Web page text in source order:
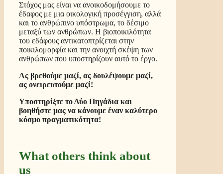
Στόχος μας είναι να ανοικοδομήσουμε το
έδαφος με μια οικολογική προσέγγιση, αλλά
και το ανθρώπινο υπόστρωμα, το δέσιμο
μεταξύ των ανθρώπων. Η βιοποικιλότητα
του εδάφους αντικατοπτρίζεται στην
ποικιλομορφία και την ανοιχτή σκέψη των
ανθρώπων που υποστηρίζουν αυτό το έργο.
Ας βρεθούμε μαζί, ας δουλέψουμε μαζί,
ας ονειρευτούμε μαζί!
Υποστηρίξτε το Δύο Πηγάδια και
βοηθήστε μας να κάνουμε έναν καλύτερο
κόσμο πραγματικότητα!
What others think about
us